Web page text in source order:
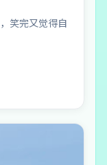
笑完又觉得自